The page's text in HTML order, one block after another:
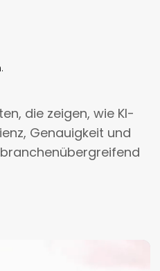
die zeigen, wie KI-
Genauigkeit und